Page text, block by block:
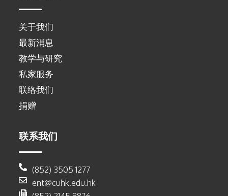
关于我们
最新消息
教学与研究
私家服务
联络我们
捐赠
联系我们
(852) 3505 1277
ent@cuhk.edu.hk